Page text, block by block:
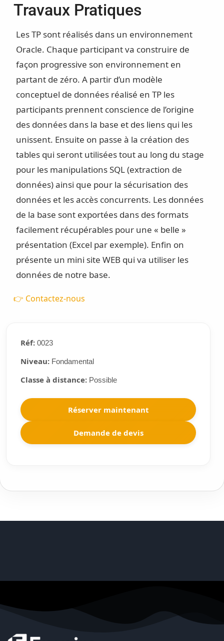
Travaux Pratiques
Les TP sont réalisés dans un environnement
Oracle. Chaque participant va construire de
façon progressive son environnement en
partant de zéro. A partir d’un modèle
conceptuel de données réalisé en TP les
participants prennent conscience de l’origine
des données dans la base et des liens qui les
unissent. Ensuite on passe à la création des
tables qui seront utilisées tout au long du stage
pour les manipulations SQL (extraction de
données) ainsi que pour la sécurisation des
données et les accès concurrents. Les données
de la base sont exportées dans des formats
facilement récupérables pour une « belle »
présentation (Excel par exemple). Enfin on
présente un mini site WEB qui va utiliser les
données de notre base.
👉 Contactez-nous
Réf:0023
Niveau:Fondamental
Classe à distance:Possible
Réserver maintenant
Demande de devis